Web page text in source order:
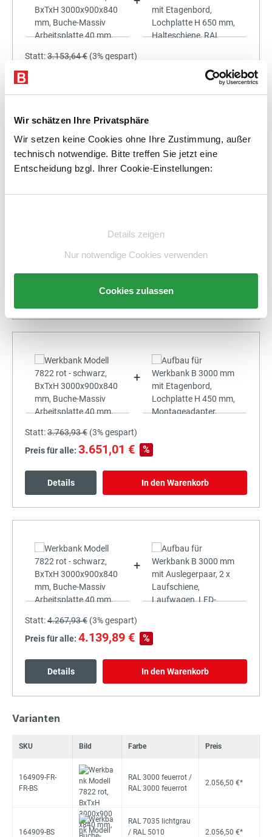
Wir schätzen Ihre Privatsphäre
Wir setzen keine Cookies ohne Ihre Zustimmung, außer
technisch notwendige. Bitte treffen Sie jetzt eine
Entscheidung bzgl. Ihrer Cookie-Einstellungen:
Details zeigen
Nur notwendige Cookies verwenden
Cookies zulassen
Statt:3.153,64 € (3%gespart)
Preis für alle:
3.374,98 € %
In den Warenkorb
+
Statt:3.763,93 € (3%gespart)
Preis für alle: 3.651,01 € %
Details In den Warenkorb
+
Statt:4.267,93 € (3%gespart)
Preis für alle: 4.139,89 € %
Details In den Warenkorb
Varianten
SKU Bild Farbe Preis
164909-FR-
FR-BS
RAL 3000 feuerrot /
RAL 3000 feuerrot
2.056,50 €*
164909-BS
RAL 7035 lichtgrau
/ RAL 5010
2.056,50 €*